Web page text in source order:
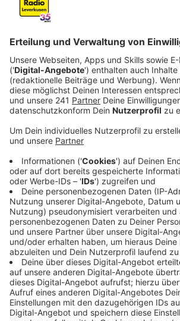
Verwaltung dazu Stellung
Anzeige
Begründung der Stellungnahme
In der Stellungnahme hieß es, dass
gegebenen Voraussetzungen auf die
Handlungsbedarf bestünde. Für die
die Stadt seit Langem einen Umbau,
ehemalige Kaufhofgebäude
Anzeige
Hintergrund - Antrag der SPD
Anzeige